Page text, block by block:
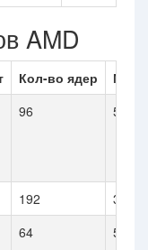
AMD
Кол-во ядер
96 5.1
192
3.7
64 5.1